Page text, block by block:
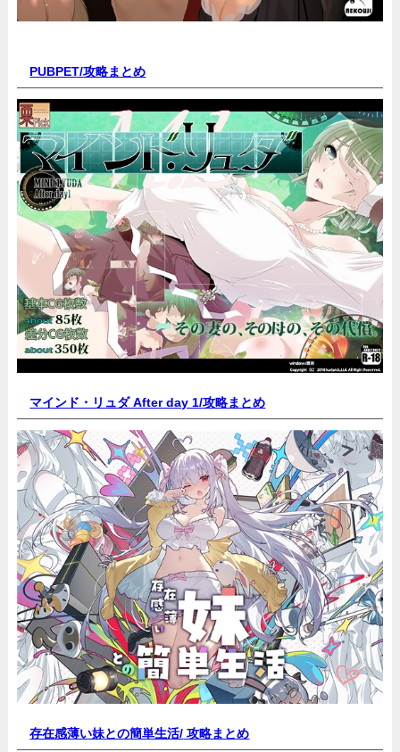
PUBPET/攻略まとめ
マインド・リュダ After day 1/攻略まとめ
存在感薄い妹との簡単生活/ 攻略まとめ